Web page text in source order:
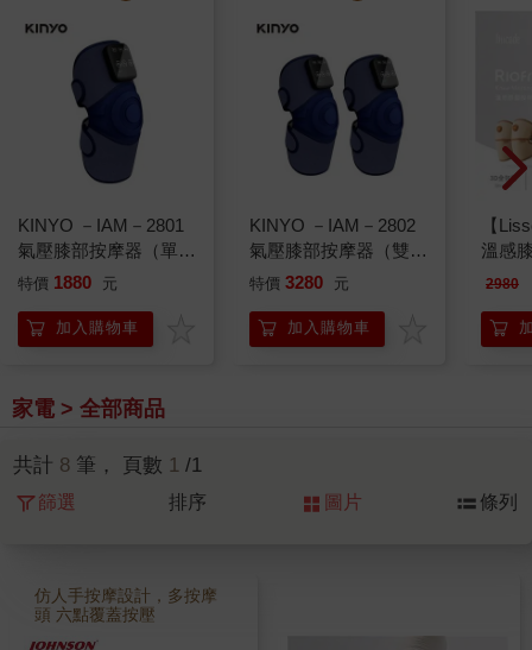
KINYO －IAM－2801
氣壓膝部按摩器（單
入）
特價 1880 元
加入購物車
KINYO －IAM－2802
氣壓膝部按摩器（雙
入）
特價 3280 元
加入購物車
【
溫感
組
2980
家電 > 全部商品
共計 8 筆， 頁數 1 /1
篩選 排序 圖片 條列
仿人手按摩設計，多按摩
頭 六點覆蓋按壓